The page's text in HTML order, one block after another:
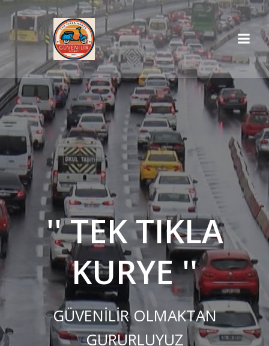
İçeriğe
geç
'' TEK TIKLA
KURYE ''
GÜVENİLİR OLMAKTAN
GURURLUYUZ